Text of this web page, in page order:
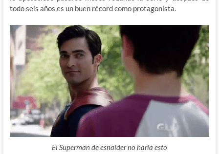
todo seis años es un buen récord como protagonista.
El Superman de esnaider no haria esto